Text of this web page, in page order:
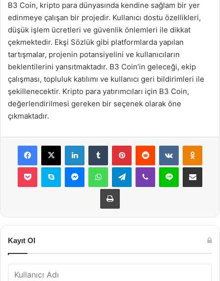
B3 Coin, kripto para dünyasında kendine sağlam bir yer
edinmeye çalışan bir projedir. Kullanıcı dostu özellikleri,
düşük işlem ücretleri ve güvenlik önlemleri ile dikkat
çekmektedir. Ekşi Sözlük gibi platformlarda yapılan
tartışmalar, projenin potansiyelini ve kullanıcıların
beklentilerini yansıtmaktadır. B3 Coin’in geleceği, ekip
çalışması, topluluk katılımı ve kullanıcı geri bildirimleri ile
şekillenecektir. Kripto para yatırımcıları için B3 Coin,
değerlendirilmesi gereken bir seçenek olarak öne
çıkmaktadır.
Facebook
X LinkedInTumblr PinterestReddit VKontakte
Pocket Skype MessengerWhatsAppTelegramViber Line E-Posta ile
Yazdır
Kayıt Ol